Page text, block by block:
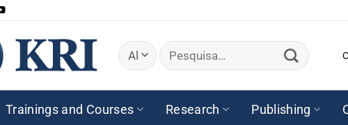
Pesquisar
por:
Trainings and Courses Research Publishing